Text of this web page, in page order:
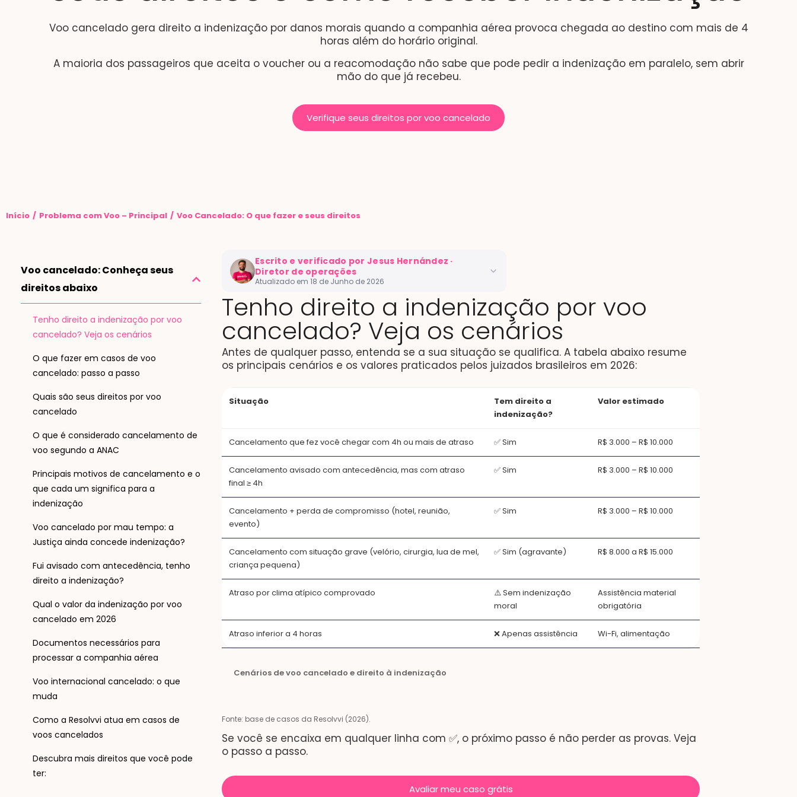
Voo cancelado gera direito a indenização por danos morais quando a companhia aérea provoca chegada ao destino com mais de 4
horas além do horário original.
A maioria dos passageiros que aceita o voucher ou a reacomodação não sabe que pode pedir a indenização em paralelo, sem abrir
mão do que já recebeu.​
Verifique seus direitos por voo cancelado
Você está aqui:
Início Problema com Voo – Principal Voo Cancelado: O que fazer e seus direitos
Voo cancelado: Conheça seus
direitos abaixo
Tenho direito a indenização por voo
cancelado? Veja os cenários
O que fazer em casos de voo
cancelado: passo a passo
Quais são seus direitos por voo
cancelado​
O que é considerado cancelamento de
voo segundo a ANAC
Principais motivos de cancelamento e o
que cada um significa para a
indenização
Voo cancelado por mau tempo: a
Justiça ainda concede indenização?
Fui avisado com antecedência, tenho
direito a indenização?
Qual o valor da indenização por voo
cancelado em 2026
Documentos necessários para
processar a companhia aérea
Voo internacional cancelado: o que
muda
Como a Resolvvi atua em casos de
voos cancelados
Descubra mais direitos que você pode
ter:
Escrito e verificado por Jesus Hernández ·
Diretor de operações
Atualizado em 18 de Junho de 2026
Especialista com mais de 10 anos de experiência em direitos do
consumidor. Formado em Direito pela UNIFOR com extensão
internacional pela Universitat de Barcelona. Atua desde 2017 como
advogado e Chief Operating Officer da Resolvvi, plataforma que
democratiza o acesso à justiça para milhares de brasileiros.
Cargo:COO na Resolvvi · Advogado OAB/SP 424.232
Tenho direito a indenização por voo
cancelado? Veja os cenários
Antes de qualquer passo, entenda se a sua situação se qualifica. A tabela abaixo resume
os principais cenários e os valores praticados pelos juizados brasileiros em 2026:
Cenários de voo cancelado e direito à indenização
Situação
Tem direito a
indenização?
Valor estimado
Cancelamento que fez você chegar com 4h ou mais de atraso ✅ Sim R$ 3.000 – R$ 10.000
Cancelamento avisado com antecedência, mas com atraso
final ≥ 4h
✅ Sim R$ 3.000 – R$ 10.000
Cancelamento + perda de compromisso (hotel, reunião,
evento)
✅ Sim R$ 3.000 – R$ 10.000
Cancelamento com situação grave (velório, cirurgia, lua de mel,
criança pequena)
✅ Sim (agravante) R$ 8.000 a R$ 15.000
Atraso por clima atípico comprovado
⚠️ Sem indenização
moral
Assistência material
obrigatória
Atraso inferior a 4 horas ❌ Apenas assistência Wi-Fi, alimentação
Fonte: base de casos da Resolvvi (2026).
Se você se encaixa em qualquer linha com ✅, o próximo passo é não perder as provas. Veja
o passo a passo.
Avaliar meu caso grátis